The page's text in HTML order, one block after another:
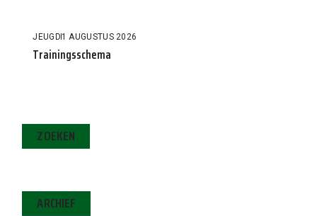
JEUGD1 AUGUSTUS 2026
Trainingsschema
ZOEKEN
ARCHIEF